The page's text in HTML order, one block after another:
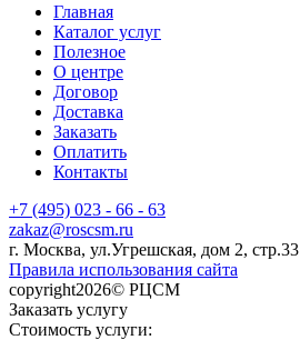
Главная
Каталог услуг
Полезное
О центре
Договор
Доставка
Заказать
Оплатить
Контакты
+7 (495) 023 - 66 - 63
zakaz@roscsm.ru
г. Москва, ул.Угрешская, дом 2, стр.33
Правила использования сайта
copyright2026© РЦСМ
Заказать услугу
Стоимость услуги: